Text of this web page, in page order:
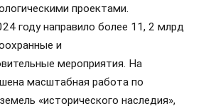
проектами.
году направило более 11, 2 млрд
и
мероприятия. На
масштабная работа по
«исторического наследия»,